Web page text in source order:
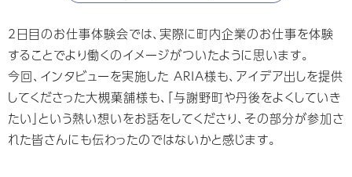
2日目のお仕事体験会では、実際に町内企業のお仕事を体験
することでより働くのイメージがついたように思います。
今回、インタビューを実施した ARIA様も、アイデア出しを提供
してくださった大槻菓舗様も、「与謝野町や丹後をよくしていき
たい」という熱い想いをお話をしてくださり、その部分が参加さ
れた皆さんにも伝わったのではないかと感じます。